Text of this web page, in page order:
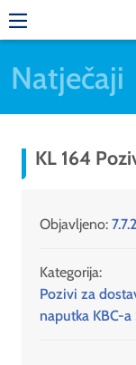
Natječaji
KL 164
Objavljeno:
Kategorija:
Pozivi za
naputka KBC-